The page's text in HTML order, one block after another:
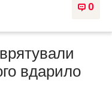
0
вдарило